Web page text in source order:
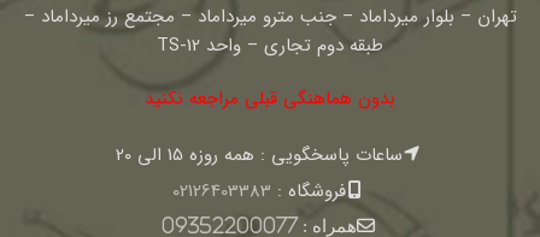
تهران – بلوار میرداماد – جنب مترو میرداماد – مجتمع رز میرداماد –
طبقه دوم تجاری – واحد TS-12
بدون هماهنگی قبلی مراجعه نکنید
ساعات پاسخگویی : همه روزه 15 الی 20
فروشگاه : 02126403383
همراه :09352200077